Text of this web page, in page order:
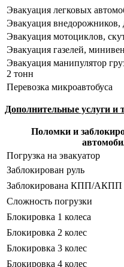
Эвакуация легковых
Эвакуация внедорожников,
Эвакуация мотоциклов,
Эвакуация газелей,
Эвакуация манипулятор
2 тонн
Перевозка микроавтобуса
Дополнительные услуги и
Поломки и
Погрузка на эвакуатор
Заблокирован руль
Заблокирована КПП/
Сложность погрузки
Блокировка 1 колеса
Блокировка 2 колес
Блокировка 3 колес
Блокировка 4 колес